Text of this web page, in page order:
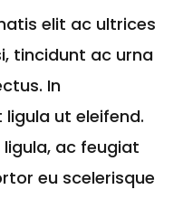
elit ac ultrices
tincidunt ac urna
In
ut eleifend.
ac feugiat
eu scelerisque